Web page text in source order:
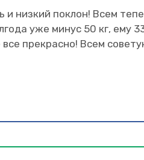
и низкий поклон! Всем
уже минус 50 кг, ему
прекрасно! Всем